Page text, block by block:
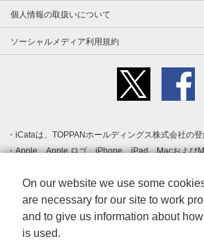
個人情報の取扱いについて
ソーシャルメディア利用規約
iCataは、TOPPANホールディングス株式会社の登
Apple、Apple ロゴ、iPhone、iPad、Macおよび
登録された Apple Inc. の商標です。App Store は
クです。
Android、Google Play および Google Play ロゴ
す。
Windows は Microsoft Inc.の米国およびその他の
標です。
On our website we use some
are necessary for our site to work
and to give us information about
is used.